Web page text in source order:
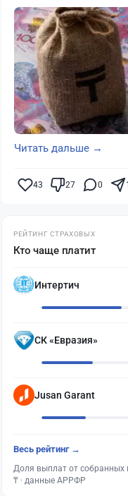
Читать дальше →
43 27 0
РЕЙТИНГ СТРАХОВЫХ
Кто чаще платит
Интертич
СК «Евразия»
Jusan Garant
Весь рейтинг →
Доля выплат от собранных
₸ · данные АРРФР